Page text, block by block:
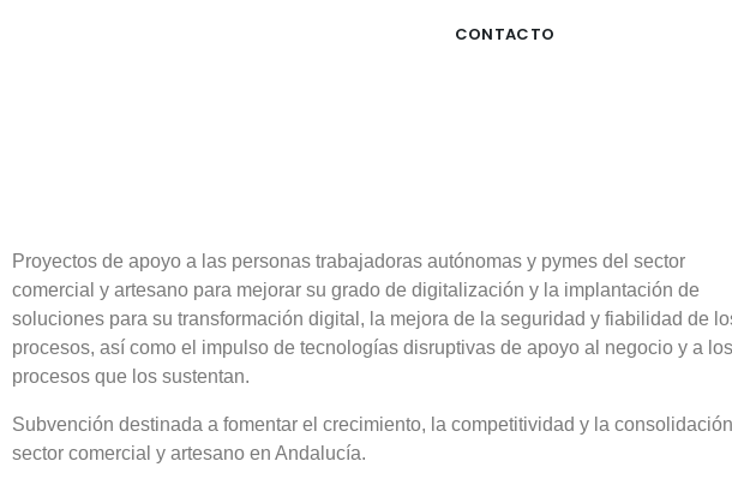
CONTACTO
Proyectos de apoyo a las personas trabajadoras autónomas y pymes del sector
comercial y artesano para mejorar su grado de digitalización y la implantación de
soluciones para su transformación digital, la mejora de la seguridad y fiabilidad de
procesos, así como el impulso de tecnologías disruptivas de apoyo al negocio y a los
procesos que los sustentan.
Subvención destinada a fomentar el crecimiento, la competitividad y la consolidación
sector comercial y artesano en Andalucía.